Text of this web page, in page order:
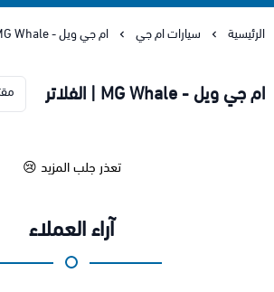
الرئيسية سيارات ام جي ام جي ويل - MG Whale
ام جي ويل - MG Whale | الفلاتر
تعذر جلب المزيد 😢
آراء العملاء